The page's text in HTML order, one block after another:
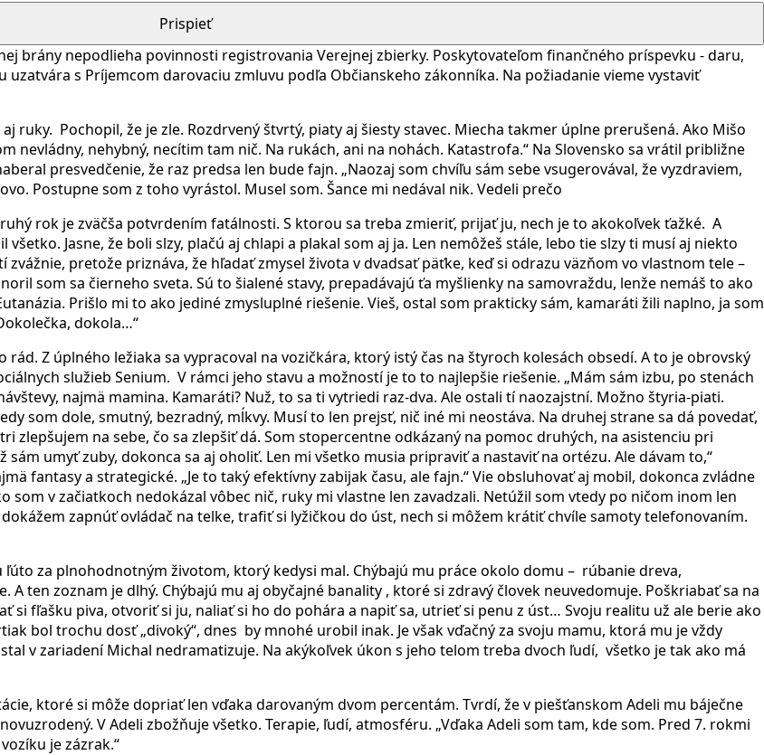
Prispieť
brány nepodlieha povinnosti registrovania Verejnej zbierky. Poskytovateľom finančného príspevku - daru,
uzatvára s Príjemcom darovaciu zmluvu podľa Občianskeho zákonníka. Na požiadanie vieme vystaviť
ruky. Pochopil, že je zle. Rozdrvený štvrtý, piaty aj šiesty stavec. Miecha takmer úplne prerušená. Ako Mišo
nevládny, nehybný, necítim tam nič. Na rukách, ani na nohách. Katastrofa.“ Na Slovensko sa vrátil približne
presvedčenie, že raz predsa len bude fajn. „Naozaj som chvíľu sám sebe vsugerovával, že vyzdraviem,
Postupne som z toho vyrástol. Musel som. Šance mi nedával nik. Vedeli prečo
rok je zväčša potvrdením fatálnosti. S ktorou sa treba zmieriť, prijať ju, nech je to akokoľvek ťažké. A
Jasne, že boli slzy, plačú aj chlapi a plakal som aj ja. Len nemôžeš stále, lebo tie slzy ti musí aj niekto
pretože priznáva, že hľadať zmysel života v dvadsať päťke, keď si odrazu väzňom vo vlastnom tele –
som sa čierneho sveta. Sú to šialené stavy, prepadávajú ťa myšlienky na samovraždu, lenže nemáš to ako
Prišlo mi to ako jediné zmysluplné riešenie. Vieš, ostal som prakticky sám, kamaráti žili naplno, ja som
dokola…“
rád. Z úplného ležiaka sa vypracoval na vozičkára, ktorý istý čas na štyroch kolesách obsedí. A to je obrovský
služieb Senium. V rámci jeho stavu a možností je to to najlepšie riešenie. „Mám sám izbu, po stenách
najmä mamina. Kamaráti? Nuž, to sa ti vytriedi raz-dva. Ale ostali tí naozajstní. Možno štyria-piati.
som dole, smutný, bezradný, mĺkvy. Musí to len prejsť, nič iné mi neostáva. Na druhej strane sa dá povedať,
zlepšujem na sebe, čo sa zlepšiť dá. Som stopercentne odkázaný na pomoc druhých, na asistenciu pri
umyť zuby, dokonca sa aj oholiť. Len mi všetko musia pripraviť a nastaviť na ortézu. Ale dávam to,“
fantasy a strategické. „Je to taký efektívny zabijak času, ale fajn.“ Vie obsluhovať aj mobil, dokonca zvládne
som v začiatkoch nedokázal vôbec nič, ruky mi vlastne len zavadzali. Netúžil som vtedy po ničom inom len
zapnúť ovládač na telke, trafiť si lyžičkou do úst, nech si môžem krátiť chvíle samoty telefonovaním.
za plnohodnotným životom, ktorý kedysi mal. Chýbajú mu práce okolo domu – rúbanie dreva,
ten zoznam je dlhý. Chýbajú mu aj obyčajné banality , ktoré si zdravý človek neuvedomuje. Poškriabať sa na
si fľašku piva, otvoriť si ju, naliať si ho do pohára a napiť sa, utrieť si penu z úst… Svoju realitu už ale berie ako
bol trochu dosť „divoký“, dnes by mnohé urobil inak. Je však vďačný za svoju mamu, ktorá mu je vždy
v zariadení Michal nedramatizuje. Na akýkoľvek úkon s jeho telom treba dvoch ľudí, všetko je tak ako má
ktoré si môže dopriať len vďaka darovaným dvom percentám. Tvrdí, že v piešťanskom Adeli mu báječne
V Adeli zbožňuje všetko. Terapie, ľudí, atmosféru. „Vďaka Adeli som tam, kde som. Pred 7. rokmi
je zázrak.“